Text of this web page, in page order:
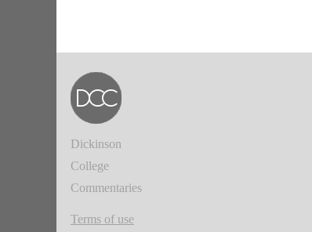
Dickinson
College
Commentaries
Terms of use